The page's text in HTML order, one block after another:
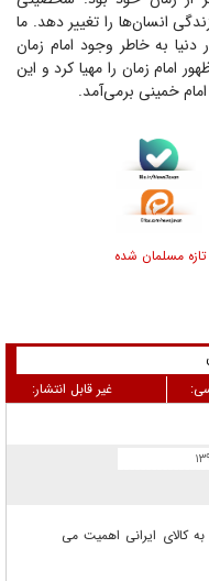
انسان‌ها را تغییر دهد. ما
به خاطر وجود امام زمان
امام زمان را مهیا کرد و این
خمینی برمی‌آمد.
تازه مسلمان شده
غیر قابل انتشار:
کالای ایرانی اهمیت می